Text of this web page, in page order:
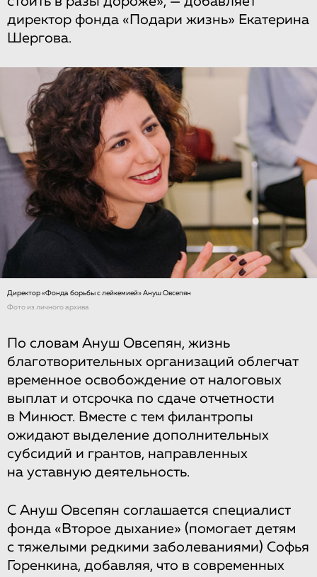
директор фонда «Подари жизнь» Екатерина
Шергова.
Директор «Фонда борьбы с лейкемией» Ануш Овсепян
Фото из личного архива
По словам Ануш Овсепян, жизнь
благотворительных организаций облегчат
временное освобождение от налоговых
выплат и отсрочка по сдаче отчетности
в Минюст. Вместе с тем филантропы
ожидают выделение дополнительных
субсидий и грантов, направленных
на уставную деятельность.
С Ануш Овсепян соглашается специалист
фонда «Второе дыхание» (помогает детям
с тяжелыми редкими заболеваниями) Софья
Горенкина, добавляя, что в современных